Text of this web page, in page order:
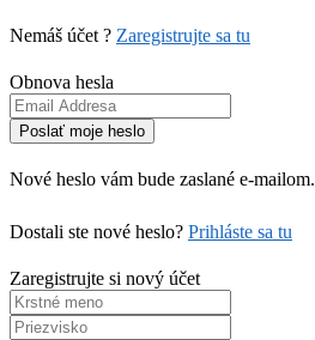
Nemáš účet ? Zaregistrujte sa tu
Obnova hesla
Nové heslo vám bude zaslané e-mailom.
Dostali ste nové heslo? Prihláste sa tu
Zaregistrujte si nový účet